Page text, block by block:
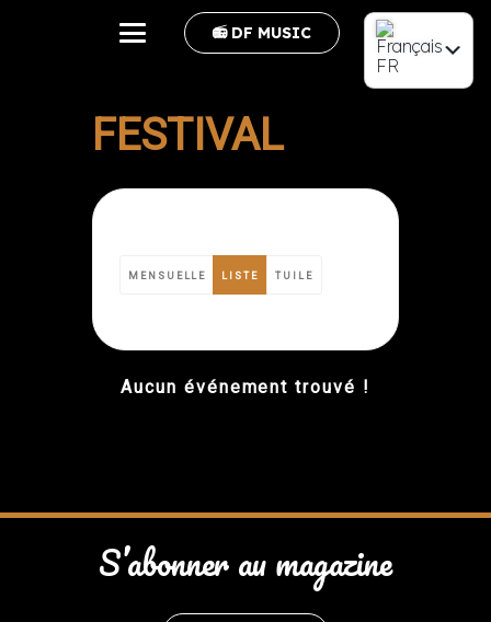
📻 DF MUSIC
FR
FESTIVAL
MENSUELLE LISTE TUILE
Aucun événement trouvé !
S’abonner au magazine